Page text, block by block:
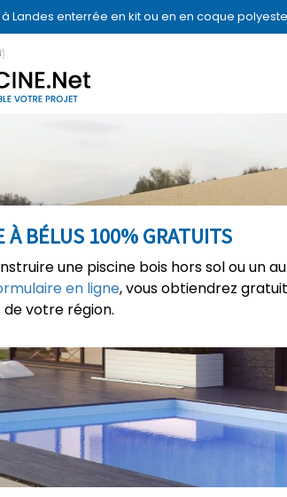
Landes enterrée en kit ou en en coque
À BÉLUS 100% GRATUITS
une piscine bois hors sol ou un
en ligne, vous obtiendrez
votre région.